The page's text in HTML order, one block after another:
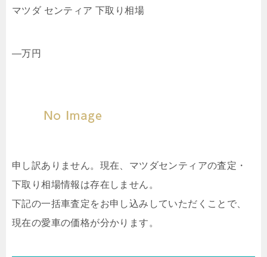
マツダ センティア 下取り相場
—万円
申し訳ありません。現在、マツダセンティアの査定・
下取り相場情報は存在しません。
下記の一括車査定をお申し込みしていただくことで、
現在の愛車の価格が分かります。